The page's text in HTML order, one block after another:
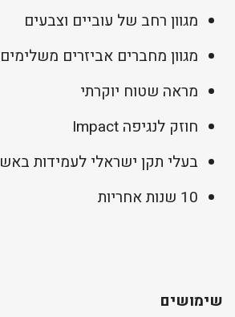
מגוון רחב של עוביים וצבעים
מגוון מחברים אביזרים משלימים
מראה שטוח יוקרתי
חוזק לנגיפה Impact
בעלי תקן ישראלי לעמידות באש
10 שנות אחריות
שימושים